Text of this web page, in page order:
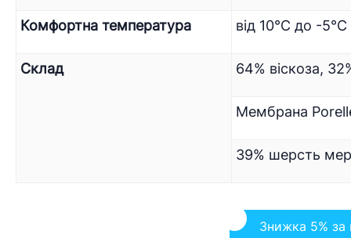
Комфортна температура від 10°C до -5°C
Склад 64% віскоза,
Мембрана
39% шерсть
Знижка 5%